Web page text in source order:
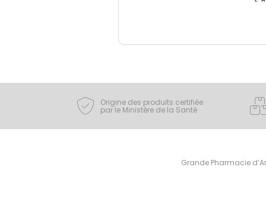
Origine des produits certifiée
par le Ministère de la Santé
Grande Pharmacie